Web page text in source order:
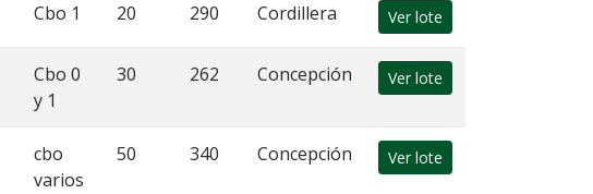
Cbo 1 20 290 Cordillera Ver lote
Cbo 0
y 1
30 262 Concepción Ver lote
cbo
varios
50 340 Concepción Ver lote